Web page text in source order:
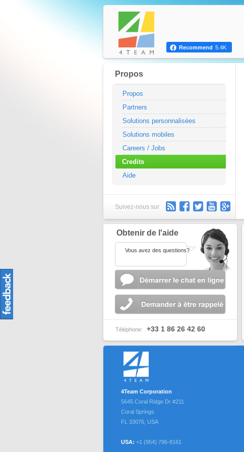
Propos
Propos
Partners
Solutions personnalisées
Solutions mobiles
Careers / Jobs
Credits
Aide
Suivez-nous sur
Recommend 5.4K
Obtenir de l'aide
Vous avez des questions?
Téléphone: +33 1 86 26 42 60
4Team Corporation
5645 Coral Ridge Dr #211
Coral Springs
FL 33076 USA
USA: +1 (954) 796-8161